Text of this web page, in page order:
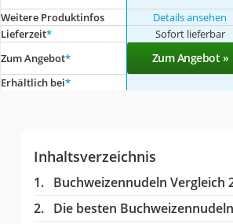
Weitere Produktinfos Details ansehen
Lieferzeit* Sofort lieferbar
Zum Angebot* Zum Angebot »
Erhältlich bei*
Inhaltsverzeichnis
Buchweizennudeln Vergleich
Die besten